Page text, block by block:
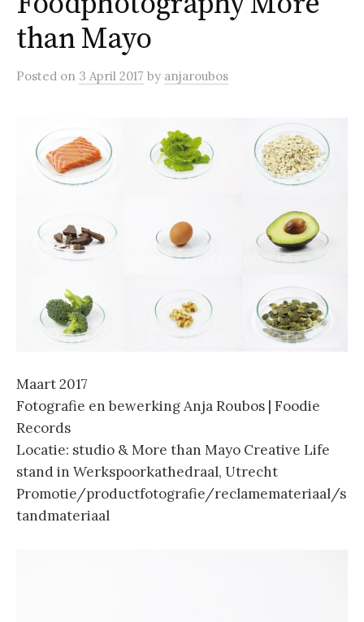
than Mayo
Posted on 3 April 2017 by anjaroubos
Maart 2017
Fotografie en bewerking Anja Roubos | Foodie
Records
Locatie: studio & More than Mayo Creative Life
stand in Werkspoorkathedraal, Utrecht
Promotie/productfotografie/reclamemateriaal/s
tandmateriaal